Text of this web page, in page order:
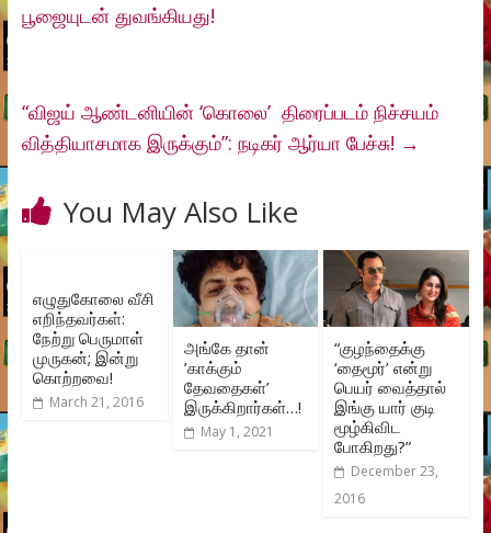
பூஜையுடன் துவங்கியது!
“விஜய் ஆண்டனியின் ‘கொலை’ திரைப்படம் நிச்சயம்
வித்தியாசமாக இருக்கும்”: நடிகர் ஆர்யா பேச்சு! →
You May Also Like
எழுதுகோலை வீசி
எறிந்தவர்கள்:
நேற்று பெருமாள்
முருகன்; இன்று
கொற்றவை!
March 21, 2016
அங்கே தான்
’காக்கும்
தேவதைகள்’
இருக்கிறார்கள்…!
May 1, 2021
“குழந்தைக்கு
‘தைமூர்’ என்று
பெயர் வைத்தால்
இங்கு யார் குடி
மூழ்கிவிட
போகிறது?”
December 23,
2016